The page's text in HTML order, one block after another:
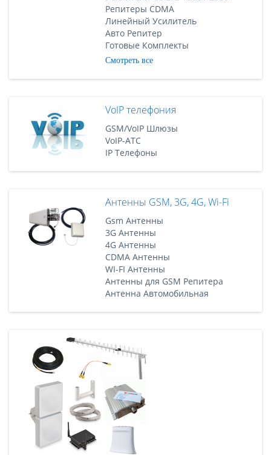
Репитеры CDMA
Линейный Усилитель
Авто Репитер
Готовые Комплекты
Смотреть все
VoIP телефония
GSM/VoIP Шлюзы
VoIP-АТС
IP Телефоны
Антенны GSM, 3G, 4G, Wi-Fi
Gsm Антенны
3G Антенны
4G Антенны
CDMA Антенны
WI-FI Антенны
Антенны для GSM Репитера
Антенна Автомобильная